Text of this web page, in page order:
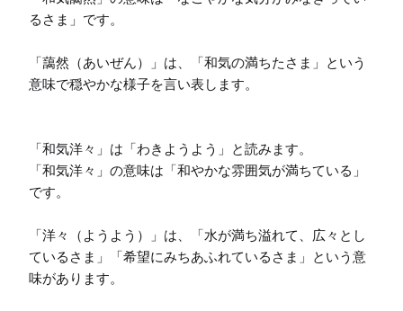
るさま」です。
「藹然（あいぜん）」は、「和気の満ちたさま」という
意味で穏やかな様子を言い表します。
「和気洋々」は「わきようよう」と読みます。
「和気洋々」の意味は「和やかな雰囲気が満ちている」
です。
「洋々（ようよう）」は、「水が満ち溢れて、広々とし
ているさま」「希望にみちあふれているさま」という意
味があります。